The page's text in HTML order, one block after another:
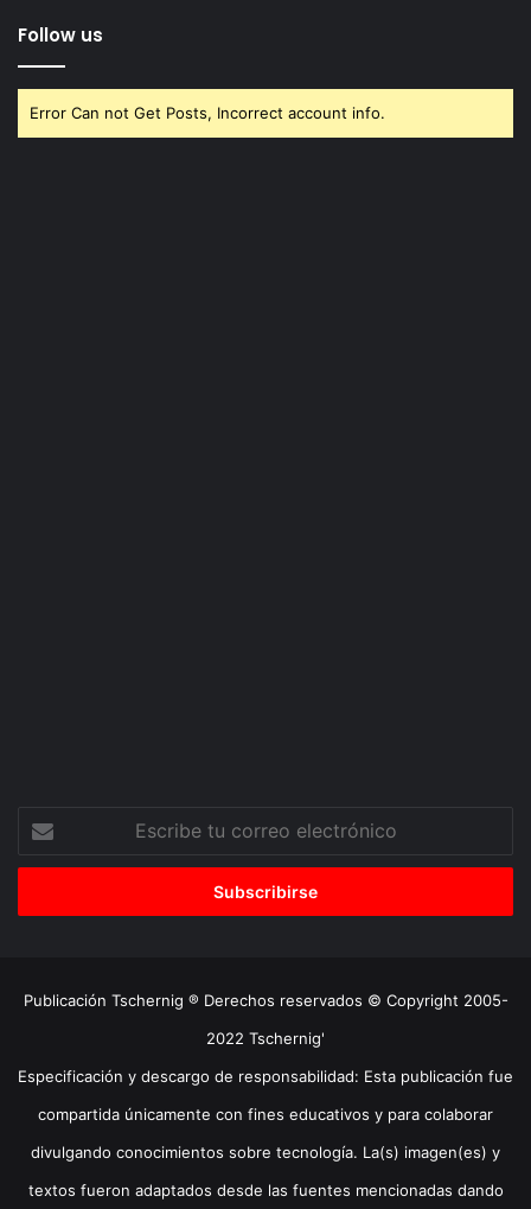
Follow us
Error Can not Get Posts, Incorrect account info.
correo
Publicación Tschernig ® Derechos reservados © Copyright 2005-
2022 Tschernig'
Especificación y descargo de responsabilidad: Esta publicación fue
compartida únicamente con fines educativos y para colaborar
divulgando conocimientos sobre tecnología. La(s) imagen(es) y
textos fueron adaptados desde las fuentes mencionadas dando